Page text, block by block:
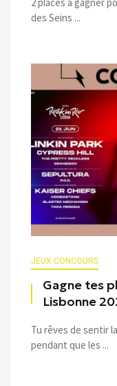
des Seins ...
JEUX CONCOURS
Gagne tes
Lisbonne
Tu rêves de sentir
pendant que les ...